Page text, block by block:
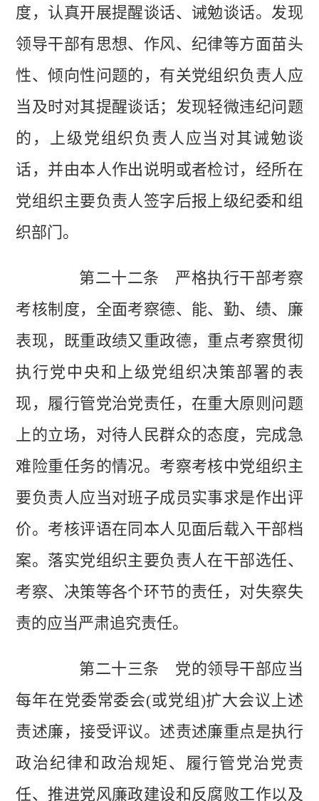
度，认真开展提醒谈话、诫勉谈话。发现
领导干部有思想、作风、纪律等方面苗头
性、倾向性问题的，有关党组织负责人应
当及时对其提醒谈话；发现轻微违纪问题
的，上级党组织负责人应当对其诫勉谈
话，并由本人作出说明或者检讨，经所在
党组织主要负责人签字后报上级纪委和组
织部门。
第二十二条 严格执行干部考察
考核制度，全面考察德、能、勤、绩、廉
表现，既重政绩又重政德，重点考察贯彻
执行党中央和上级党组织决策部署的表
现，履行管党治党责任，在重大原则问题
上的立场，对待人民群众的态度，完成急
难险重任务的情况。考察考核中党组织主
要负责人应当对班子成员实事求是作出评
价。考核评语在同本人见面后载入干部档
案。落实党组织主要负责人在干部选任、
考察、决策等各个环节的责任，对失察失
责的应当严肃追究责任。
第二十三条 党的领导干部应当
每年在党委常委会(或党组)扩大会议上述
责述廉，接受评议。述责述廉重点是执行
政治纪律和政治规矩、履行管党治党责
任、推进党风廉政建设和反腐败工作以及